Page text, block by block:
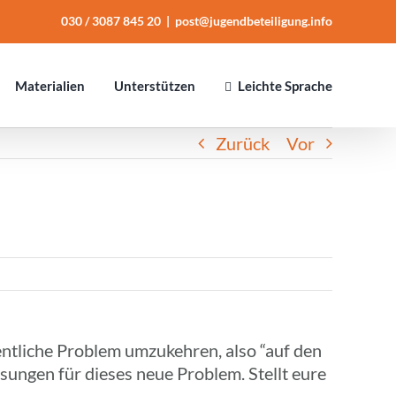
030 / 3087 845 20 | post@jugendbeteiligung.info
Mate­ria­lien Unter­stüt­zen Leichte Sprache
Zurück Vor
Problem umzu­keh­ren, also “auf den
für dieses neue Problem. Stellt eure